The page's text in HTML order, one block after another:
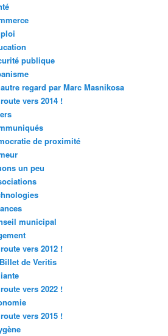
publique
regard par Marc Masnikosa
vers 2014 !
de proximité
un peu
municipal
vers 2012 !
de Veritis
vers 2022 !
vers 2015 !